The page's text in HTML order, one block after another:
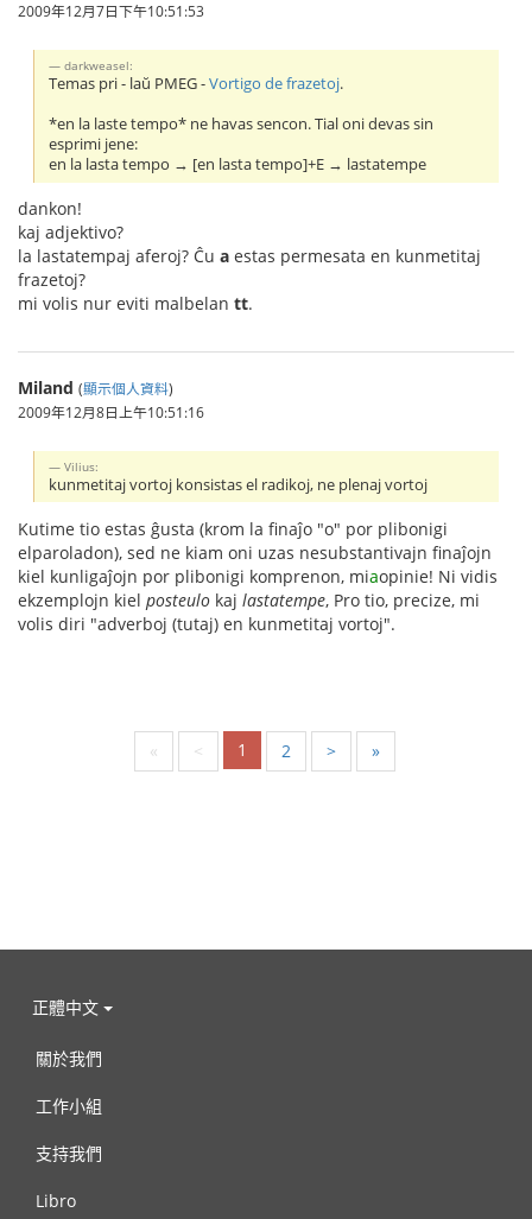
2009年12月7日下午10:51:53
darkweasel:
Temas pri - laŭ PMEG -Vortigo de frazetoj.
*en la laste tempo* ne havas sencon. Tial oni devas sin
esprimi jene:
en la lasta tempo → [en lasta tempo]+E → lastatempe
dankon!
kaj adjektivo?
la lastatempaj aferoj? Ĉu a estas permesata en kunmetitaj
frazetoj?
mi volis nur eviti malbelan tt.
Miland (顯示個人資料)
2009年12月8日上午10:51:16
Vilius:
kunmetitaj vortoj konsistas el radikoj, ne plenaj vortoj
Kutime tio estas ĝusta (krom la finaĵo "o" por plibonigi
elparoladon), sed ne kiam oni uzas nesubstantivajn finaĵojn
kiel kunligaĵojn por plibonigi komprenon, miaopinie! Ni vidis
ekzemplojn kiel posteulo kaj lastatempe, Pro tio, precize, mi
volis diri "adverboj (tutaj) en kunmetitaj vortoj".
« < 1 2 > »
正體中文
關於我們
工作小組
支持我們
Libro